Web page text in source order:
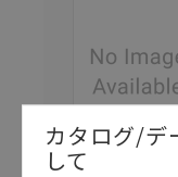
カタログ/デ
して